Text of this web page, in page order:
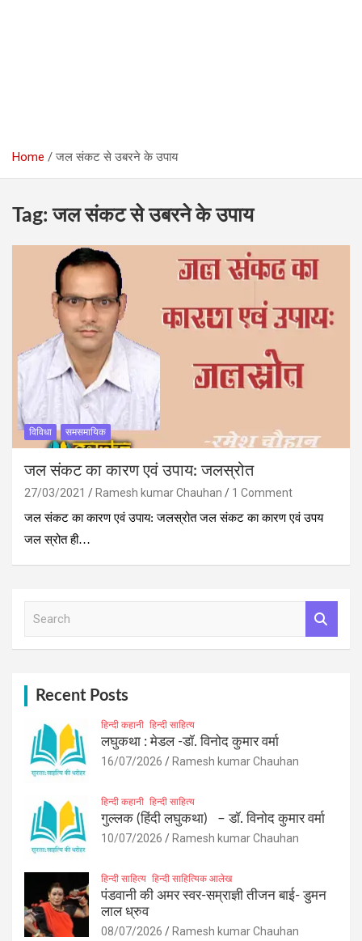
Home जल संकट से उबरने के उपाय
Tag:जल संकट से उबरने के उपाय
विविधा समसमायिक
जल संकट का कारण एवं उपाय: जलस्रोत
27/03/2021 Ramesh kumar Chauhan
1 Comment
जल संकट का कारण एवं उपाय: जलस्रोत जल संकट का कारण एवं उपय
जल स्रोत ही…
Recent Posts
हिन्दी कहानी हिन्दी साहित्य
लघुकथा : मेडल -डॉ. विनोद कुमार वर्मा
16/07/2026 Ramesh kumar Chauhan
हिन्दी कहानी हिन्दी साहित्य
गुल्लक (हिंदी लघुकथा) – डॉ. विनोद कुमार वर्मा
10/07/2026 Ramesh kumar Chauhan
हिन्दी साहित्य हिन्दी साहित्यिक आलेख
पंडवानी की अमर स्वर-सम्राज्ञी तीजन बाई- डुमन
लाल ध्रुव
08/07/2026 Ramesh kumar Chauhan